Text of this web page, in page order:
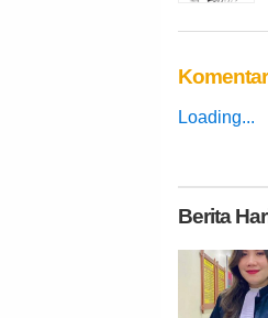
Komentar
Loading...
Berita